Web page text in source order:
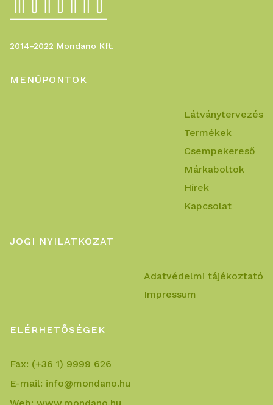
2014-2022 Mondano Kft.
MENÜPONTOK
Látványtervezés
Termékek
Csempekereső
Márkaboltok
Hírek
Kapcsolat
JOGI NYILATKOZAT
Adatvédelmi tájékoztató
Impressum
ELÉRHETŐSÉGEK
Fax: (+36 1) 9999 626
E-mail: info@mondano.hu